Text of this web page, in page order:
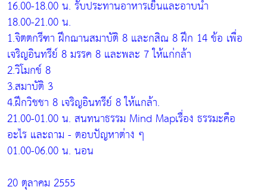
16.00-18.00 น. รับประทานอาหารเย็นและอาบน้ำ
18.00-21.00 น.
1.จิตตกรีฑา ฝึกฌานสมาบัติ 8 และกสิณ 8 ฝึก 14 ข้อ เพื่อ
เจริญอินทรีย์ 8 มรรค 8 และพละ 7 ให้แก่กล้า
2.วิโมกข์ 8
3.สมาบัติ 3
4.ฝึกวิชชา 8 เจริญอินทรีย์ 8 ให้แกล้า.
21.00-01.00 น. สนทนาธรรม Mind Mapเรื่อง ธรรมะคือ
อะไร และถาม - ตอบปัญหาต่าง ๆ
01.00-06.00 น. นอน
20 ตุลาคม 2555